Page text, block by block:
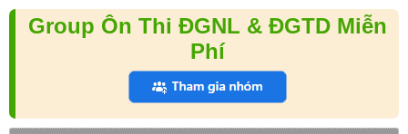
Group Ôn Thi ĐGNL & ĐGTD Miễn
Phí